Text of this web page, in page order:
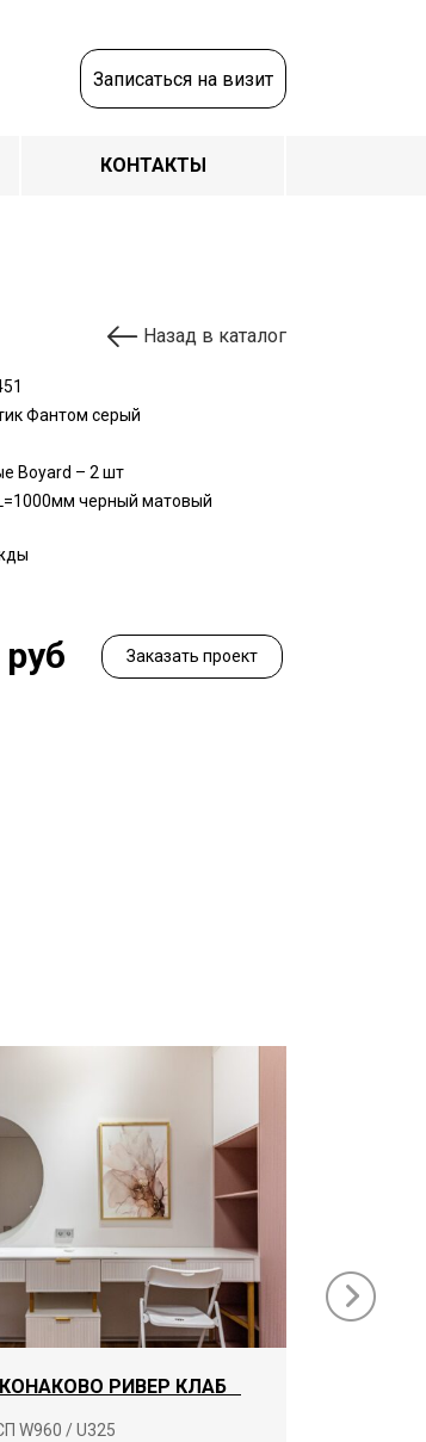
Записаться на визит
КОНТАКТЫ
Назад в каталог
Фантом серый
Boyard – 2 шт
черный матовый
Заказать проект
РИВЕР КЛАБ
W960 / U325